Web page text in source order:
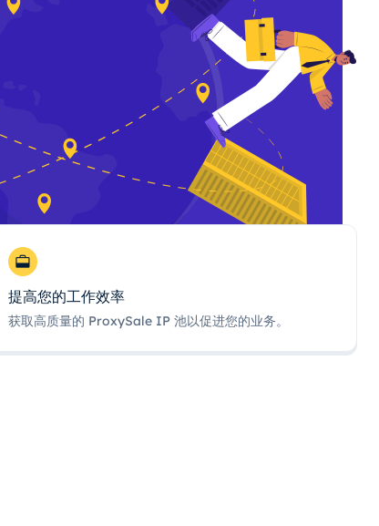
提高您的工作效率
获取高质量的 ProxySale IP 池以促进您的业务。